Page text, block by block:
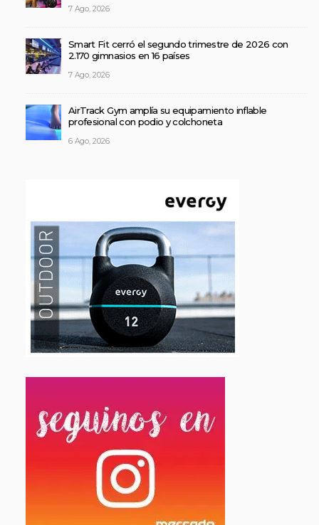
7 Ago, 2026
Smart Fit cerró el segundo trimestre de 2026 con
2.170 gimnasios en 16 países
7 Ago, 2026
AirTrack Gym amplía su equipamiento inflable
profesional con podio y colchoneta
6 Ago, 2026